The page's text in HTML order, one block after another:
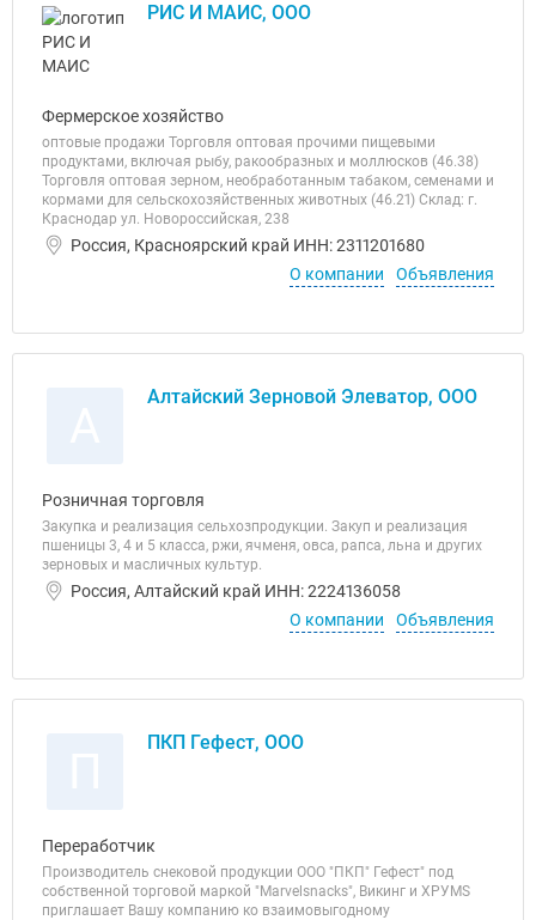
РИС И МАИС, ООО
Фермерское хозяйство
оптовые продажи Торговля оптовая прочими пищевыми
продуктами, включая рыбу, ракообразных и моллюсков (46.38)
Торговля оптовая зерном, необработанным табаком, семенами и
кормами для сельскохозяйственных животных (46.21) Склад: г.
Краснодар ул. Новороссийская, 238
Россия, Красноярский край ИНН: 2311201680
О компании
Объявления
Алтайский Зерновой Элеватор, ООО
Розничная торговля
Закупка и реализация сельхозпродукции. Закуп и реализация
пшеницы 3, 4 и 5 класса, ржи, ячменя, овса, рапса, льна и других
зерновых и масличных культур.
Россия, Алтайский край ИНН: 2224136058
О компании
Объявления
ПКП Гефест, ООО
Переработчик
Производитель снековой продукции ООО "ПКП" Гефест" под
собственной торговой маркой "Marvelsnacks", Викинг и ХРУМS
приглашает Вашу компанию ко взаимовыгодному